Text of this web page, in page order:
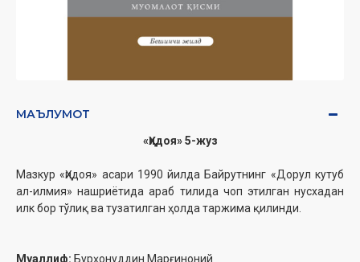
МАЪЛУМОТ
«Ҳидоя» 5-жуз
Мазкур «Ҳидоя» асари 1990 йилда Байрутнинг «Дорул кутуб
ал-илмия» нашриётида араб тилида чоп этилган нусхадан
илк бор тўлиқ ва тузатилган ҳолда таржима қилинди.
Муаллиф: Бурҳонуддин Марғиноний